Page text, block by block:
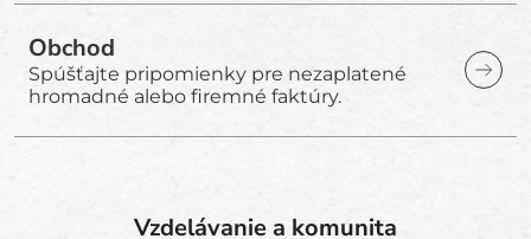
Obchod
Spúšťajte pripomienky pre nezaplatené
hromadné alebo firemné faktúry.
Vzdelávanie a komunita